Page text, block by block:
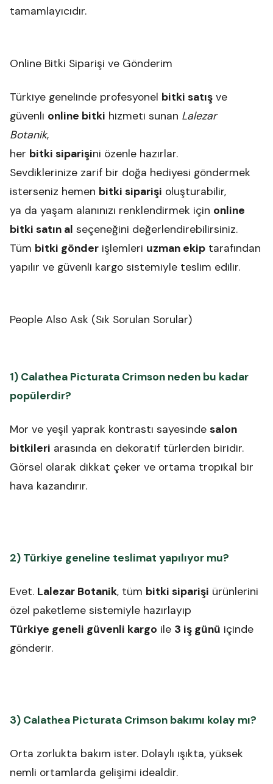
tamamlayıcıdır.
Online Bitki Siparişi ve Gönderim
Türkiye genelinde profesyonel bitki satış ve
güvenli online bitki hizmeti sunan Lalezar
Botanik,
her bitki siparişini özenle hazırlar.
Sevdiklerinize zarif bir doğa hediyesi göndermek
isterseniz hemen bitki siparişi oluşturabilir,
ya da yaşam alanınızı renklendirmek için online
bitki satın al seçeneğini değerlendirebilirsiniz.
Tüm bitki gönder işlemleri uzman ekip tarafından
yapılır ve güvenli kargo sistemiyle teslim edilir.
People Also Ask (Sık Sorulan Sorular)
1) Calathea Picturata Crimson neden bu kadar
popülerdir?
Mor ve yeşil yaprak kontrastı sayesinde salon
bitkileri arasında en dekoratif türlerden biridir.
Görsel olarak dikkat çeker ve ortama tropikal bir
hava kazandırır.
2) Türkiye geneline teslimat yapılıyor mu?
Evet. Lalezar Botanik, tüm bitki siparişi ürünlerini
özel paketleme sistemiyle hazırlayıp
Türkiye geneli güvenli kargo ile 3 iş günü içinde
gönderir.
3) Calathea Picturata Crimson bakımı kolay mı?
Orta zorlukta bakım ister. Dolaylı ışıkta, yüksek
nemli ortamlarda gelişimi idealdir.